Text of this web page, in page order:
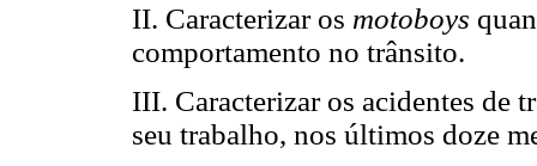
II. Caracterizar os motoboys
comportamento no trânsito.
III. Caracterizar os acidentes de
seu trabalho, nos últimos doze